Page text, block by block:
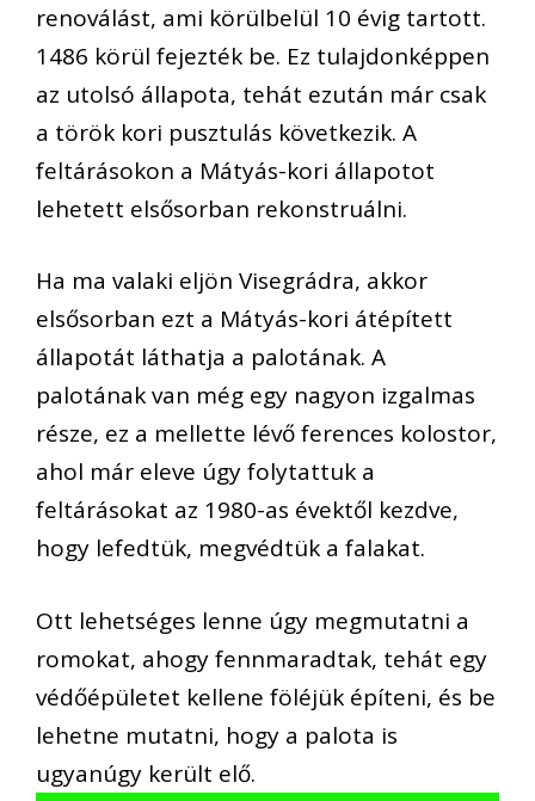
renoválást, ami körülbelül 10 évig tartott.
1486 körül fejezték be. Ez tulajdonképpen
az utolsó állapota, tehát ezután már csak
a török kori pusztulás következik. A
feltárásokon a Mátyás-kori állapotot
lehetett elsősorban rekonstruálni.
Ha ma valaki eljön Visegrádra, akkor
elsősorban ezt a Mátyás-kori átépített
állapotát láthatja a palotának. A
palotának van még egy nagyon izgalmas
része, ez a mellette lévő ferences kolostor,
ahol már eleve úgy folytattuk a
feltárásokat az 1980-as évektől kezdve,
hogy lefedtük, megvédtük a falakat.
Ott lehetséges lenne úgy megmutatni a
romokat, ahogy fennmaradtak, tehát egy
védőépületet kellene föléjük építeni, és be
lehetne mutatni, hogy a palota is
ugyanúgy került elő.